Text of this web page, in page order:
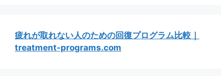
疲れが取れない人のための回復プログラム比較｜
treatment-programs.com